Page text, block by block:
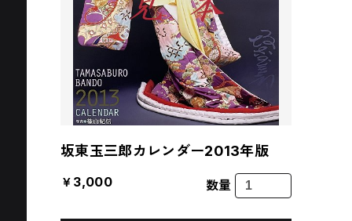
坂東玉三郎カレンダー2013年版
￥3,000 数量